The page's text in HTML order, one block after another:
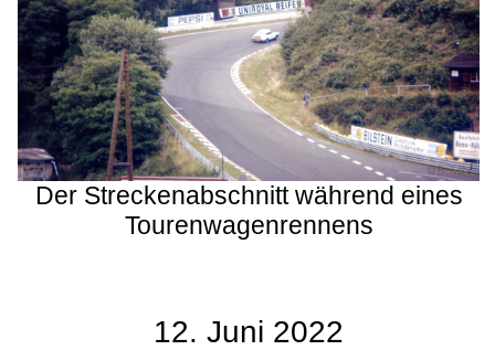
Der Streckenabschnitt während eines
Tourenwagenrennens
12. Juni 2022